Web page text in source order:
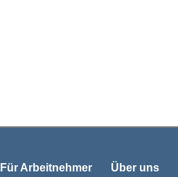
Für Arbeitnehmer Über uns